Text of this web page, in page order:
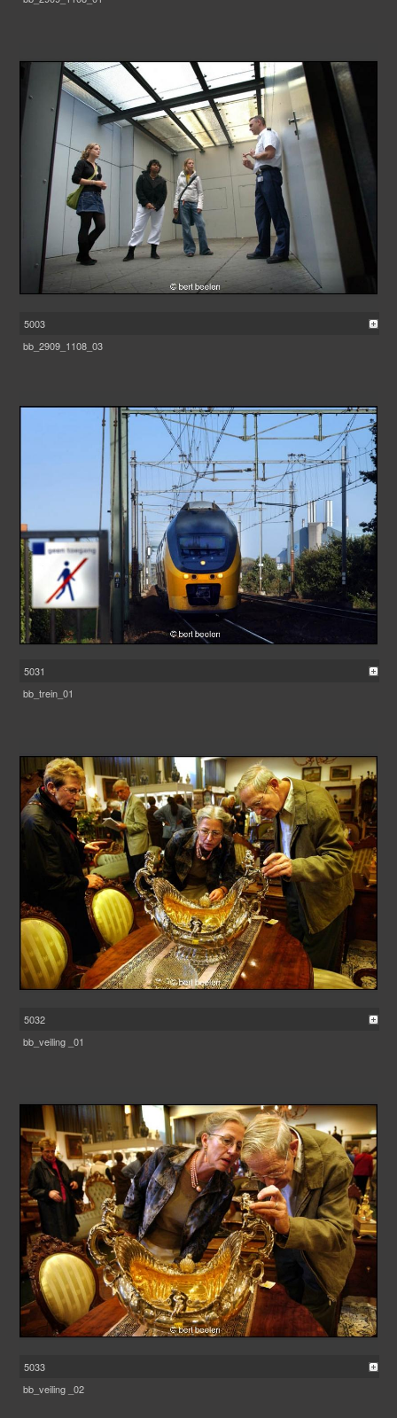
5003
bb_2909_1108_03
5031
bb_trein_01
5032
bb_veiling _01
5033
bb_veiling _02